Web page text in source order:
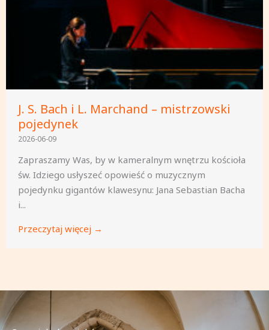
J. S. Bach i L. Marchand – mistrzowski
pojedynek
2026-06-09
Zapraszamy Was, by w kameralnym wnętrzu kościoła
św. Idziego usłyszeć opowieść o muzycznym
pojedynku gigantów klawesynu: Jana Sebastian Bacha
i...
Przeczytaj więcej →